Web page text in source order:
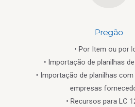
Pregão
• Por Item ou por
• Importação de planilhas
• Importação de planilhas
empresas
• Recursos para LC